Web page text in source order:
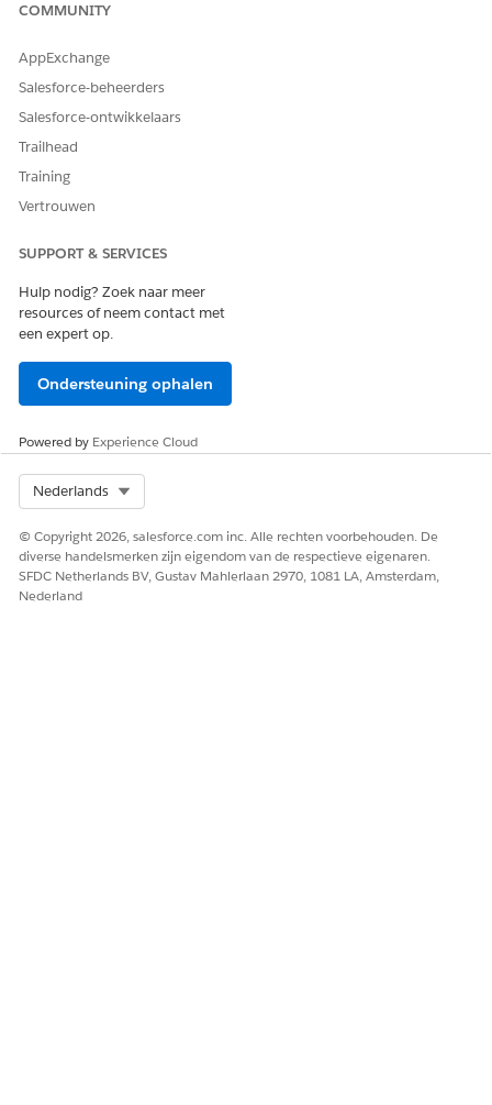
HEEFT DIT ARTIKEL UW PROBLEEM OPGELOST?
Laat ons weten wat we kunnen doen om te verbeteren!
COMMUNITY
AppExchange
Salesforce-beheerders
Salesforce-ontwikkelaars
Trailhead
Training
Vertrouwen
SUPPORT & SERVICES
Hulp nodig? Zoek naar meer
resources of neem contact met
een expert op.
Ondersteuning ophalen
Powered by Experience Cloud
Nederlands
© Copyright 2026, salesforce.com inc. Alle rechten voorbehouden. De
diverse handelsmerken zijn eigendom van de respectieve eigenaren.
SFDC Netherlands BV, Gustav Mahlerlaan 2970, 1081 LA, Amsterdam,
Nederland